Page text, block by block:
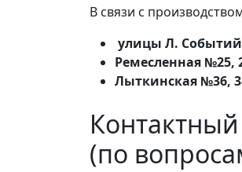
В связи с
улицы Л.
Ремесленная №25,
Лыткинская №36,
(по